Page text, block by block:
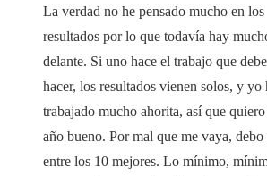
La verdad no he pensado mucho en los
resultados por lo que todavía hay
delante. Si uno hace el trabajo que debe
hacer, los resultados vienen solos, y yo
trabajado mucho ahorita, así que
año bueno. Por mal que me vaya, debo
entre los 10 mejores. Lo mínimo,